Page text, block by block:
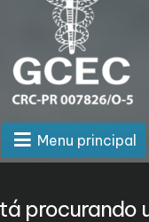
Menu principal
procurando